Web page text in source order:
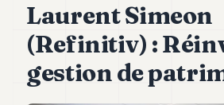
Andy
Andy
Andy
Laurent Simeon
(Refinitiv) :
gestion de